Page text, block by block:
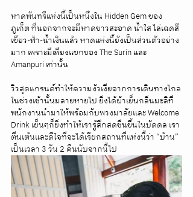
หาดพันทรีแห่งนี้เป็นหนึ่งใน Hidden Gem ของ
ภูเก็ต ที่นอกจากจะมีหาดขาวสะอาด น้ำใส ไล่เฉดสี
เขียว-ฟ้า-น้ำเงินแล้ว หาดแห่งนี้ยังเป็นส่วนตัวอย่าง
มาก เพราะมีเพียงแขกของ The Surin และ
Amanpuri เท่านั้น
วิวสุดแกรนด์ทำให้ความงัวเงียจากการเดินทางไกล
ในช่วงเช้านั้นมลายหายไป ยิ่งได้ผ้าเย็นกลิ่นมะลิที่
พนักงานนำมาให้พร้อมกับพวงมาลัยและ Welcome
Drink เย็นๆก็ยิ่งทำให้เรารู้สึกสดชื่นขึ้นในบัดดล เรา
ตื่นเต้นและดีใจที่จะได้เรียกสถานที่แห่งนี้ว่า “บ้าน”
เป็นเวลา 3 วัน 2 คืนนับจากนี้ไป